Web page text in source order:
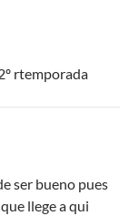
rtemporada
ser bueno pues
llege a qui